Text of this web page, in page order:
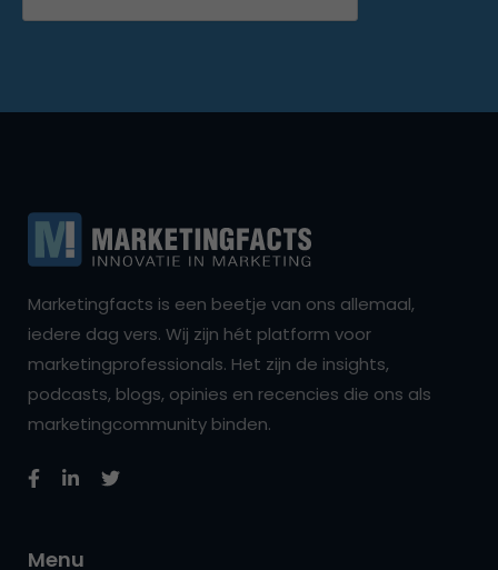
Marketingfacts is een beetje van ons allemaal,
iedere dag vers. Wij zijn hét platform voor
marketingprofessionals. Het zijn de insights,
podcasts, blogs, opinies en recencies die ons als
marketingcommunity binden.
Menu